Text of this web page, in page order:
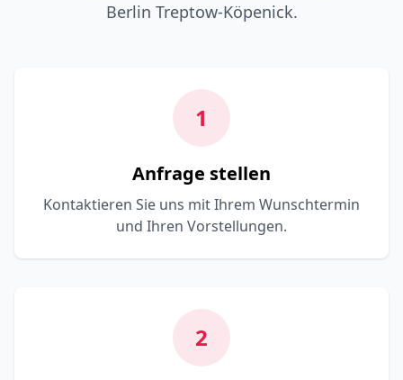
Berlin Treptow-Köpenick.
1
Anfrage stellen
Kontaktieren Sie uns mit Ihrem Wunschtermin
und Ihren Vorstellungen.
2